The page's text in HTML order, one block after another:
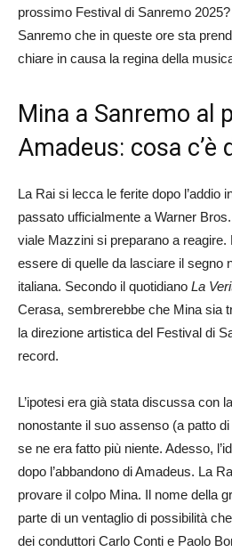
prossimo Festival di Sanremo
Sanremo che in queste ore sta
chiare in causa la regina della
Mina a Sanremo al
Amadeus: cosa c’è
La Rai si lecca le ferite dopo l’addio
passato ufficialmente a Warner
viale Mazzini si preparano a reagire.
essere di quelle da lasciare il segno
italiana. Secondo il quotidiano La
Cerasa, sembrerebbe che Mina sia
la direzione artistica del Festival di
record.
L’ipotesi era già stata discussa con
nonostante il suo assenso (a patto
se ne era fatto più niente. Adesso,
dopo l’abbandono di Amadeus. La
provare il colpo Mina. Il nome della
parte di un ventaglio di possibilità
dei conduttori Carlo Conti e Paolo